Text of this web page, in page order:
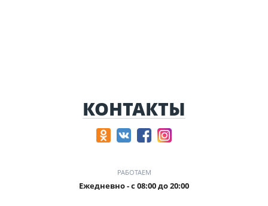
КОНТАКТЫ
РАБОТАЕМ
Ежедневно - с 08:00 до 20:00